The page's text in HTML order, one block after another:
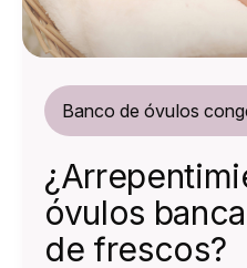
Banco de óvulos
óvulos
de frescos?